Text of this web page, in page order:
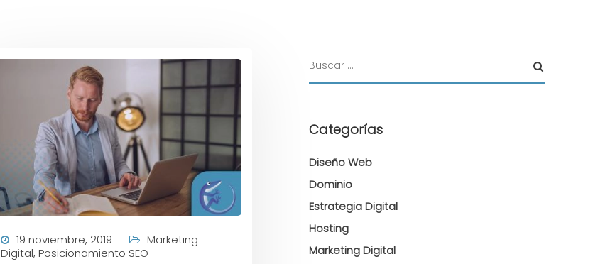
19 noviembre, 2019
Marketing
Digital,Posicionamiento SEO
Categorías
Diseño Web
Dominio
Estrategia Digital
Hosting
Marketing Digital